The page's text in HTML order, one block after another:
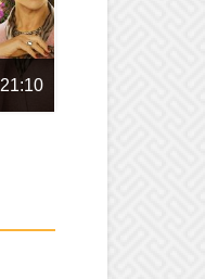
21:10